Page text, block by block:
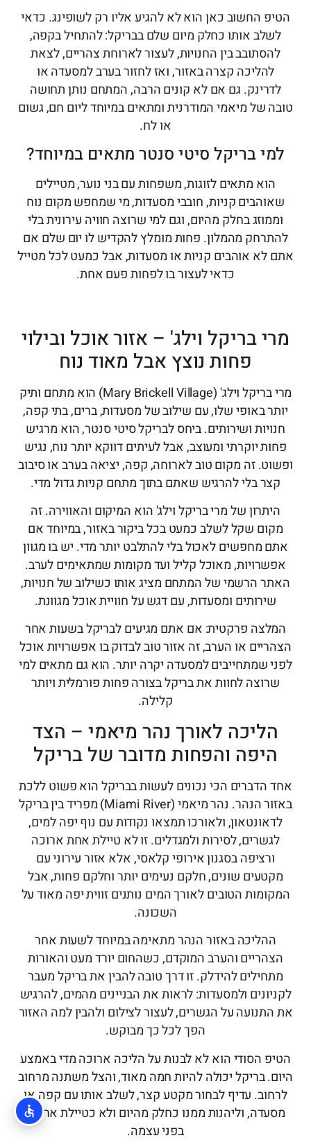
הטיפ החשוב כאן הוא לא להגיע אליו רק לשופינג. כדאי
לשלב אותו כחלק מיום שלם בבריקל: להתחיל בקפה,
להסתובב בין החנויות, לעצור לארוחת צהריים, לצאת
להליכה קצרה באזור, ואז לחזור בערב למסעדה או
לדרינק. גם אם לא קונים הרבה, המתחם נותן תחושה
טובה של מיאמי המודרנית ומתאים במיוחד ליום חם, גשום
או לח.
למי בריקל סיטי סנטר מתאים במיוחד?
הוא מתאים לזוגות, משפחות עם בני נוער, מטיילים
שאוהבים קניות, חובבי מסעדות, מי שמחפש מקום נוח
וממוזג בחלק מהיום, וגם למי שרוצה חוויה עירונית בלי
להתרחק מהמלון. פחות מומלץ להקדיש לו יום שלם אם
אתם לא אוהבים קניות או מסעדות, אבל כמעט לכל מטייל
כדאי לעצור בו לפחות פעם אחת.
מרי בריקל וילג' – אזור אוכל ובילוי
פחות נוצץ אבל מאוד נוח
מרי בריקל וילג' (Mary Brickell Village) הוא מתחם ותיק
יותר באופי שלו, עם שילוב של מסעדות, ברים, בתי קפה,
חנויות ושירותים. ביחס לבריקל סיטי סנטר, הוא מרגיש
פחות יוקרתי ומעוצב, אבל לעיתים דווקא יותר נוח, נגיש
ופשוט. זה מקום טוב לארוחה, קפה, יציאה בערב או סיבוב
קצר בלי להרגיש שאתם בתוך מתחם קניות גדול מדי.
היתרון של מרי בריקל וילג' הוא המיקום והאווירה. זה
מקום שקל לשלב כמעט בכל ביקור באזור, במיוחד אם
אתם מחפשים לאכול בלי להתלבט יותר מדי. יש בו מגוון
אפשרויות, מאוכל קליל ועד מקומות שמתאימים לערב.
האתר הרשמי של המתחם מציג אותו כשילוב של חנויות,
שירותים ומסעדות, עם דגש על חוויית אוכל מגוונת.
המלצה פרקטית: אם אתם מגיעים לבריקל בשעות אחר
הצהריים או הערב, זה אזור טוב לבדוק בו אפשרויות אוכל
לפני שמתחייבים למסעדה יקרה יותר. הוא גם מתאים למי
שרוצה לחוות את בריקל בצורה פחות פורמלית ויותר
קלילה.
הליכה לאורך נהר מיאמי – הצד
היפה והפחות מדובר של בריקל
אחד הדברים הכי נכונים לעשות בבריקל הוא פשוט ללכת
באזור הנהר. נהר מיאמי (Miami River) מפריד בין בריקל
לדאונטאון, ולאורכו תמצאו נקודות עם נוף יפה למים,
לגשרים, לסירות ולמגדלים. זו לא טיילת אחת ארוכה
ורציפה בסגנון אירופי קלאסי, אלא אזור עירוני עם
מקטעים שונים, חלקם נעימים יותר וחלקם פחות, אבל
המקומות הטובים לאורך המים נותנים זווית יפה מאוד על
השכונה.
ההליכה באזור הנהר מתאימה במיוחד לשעות אחר
הצהריים והערב המוקדם, כשהחום יורד מעט והאורות
מתחילים להידלק. זו דרך טובה להבין את בריקל מעבר
לקניונים ולמסעדות: לראות את הבניינים מהמים, להרגיש
את התנועה על הגשרים, לעצור לצילום ולהבין למה האזור
הפך לכל כך מבוקש.
הטיפ הסודי הוא לא לבנות על הליכה ארוכה מדי באמצע
היום. בריקל יכולה להיות חמה מאוד, והצל משתנה מרחוב
לרחוב. עדיף לבחור מקטע קצר, לשלב אותו עם קפה או
מסעדה, וליהנות ממנו כחלק מהיום ולא כטיילת ארוכה
בפני עצמה.